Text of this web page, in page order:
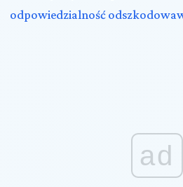
odpowiedzialność
ad